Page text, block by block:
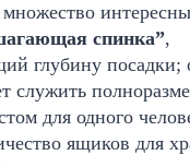
спинка”,
глубину посадки;
служить
для одного
ящиков для